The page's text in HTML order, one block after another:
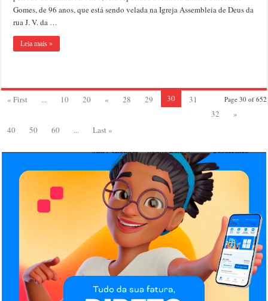
Gomes, de 96 anos, que está sendo velada na Igreja Assembleia de Deus da
rua J. V. da …
Leia mais »
Page 30 of 652
« First ... 10 20 « 28 29 30
31
32
»
40
50 60 ... Last »